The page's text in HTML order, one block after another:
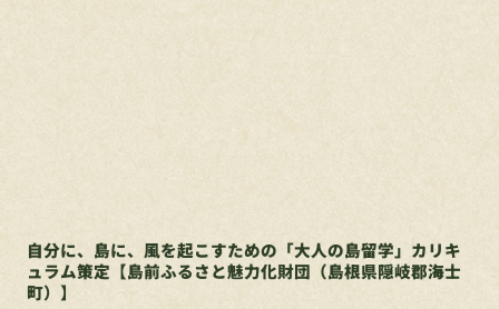
自分に、島に、風を起こすための「大人の島留学」カリキ
ュラム策定【島前ふるさと魅力化財団（島根県隠岐郡海士
町）】